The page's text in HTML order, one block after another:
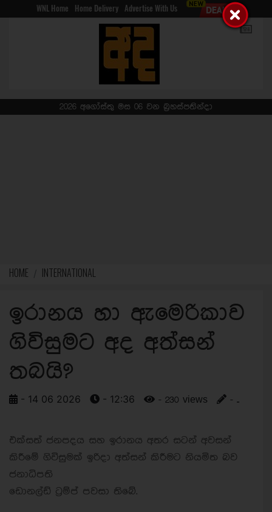
WNL Home Home Delivery Advertise With Us
2026 අගෝස්තු මස 06 වන බ්‍රහස්පතින්දා
HOME INTERNATIONAL
ඉරානය හා ඇමෙරිකාව
ගිවිසුමට අද අත්සන්
තබයි?
- 14 06 2026 - 12:36 - 230 views - ..
එක්සත් ජනපදය සහ ඉරානය අතර සටන් අවසන්
කිරීමේ ගිවිසුමක් ඉරිදා අත්සන් කිරීමට නියමිත බව
ජනාධිපති
ඩොනල්ඩ් ට්‍රම්ප් පවසා තිබේ.